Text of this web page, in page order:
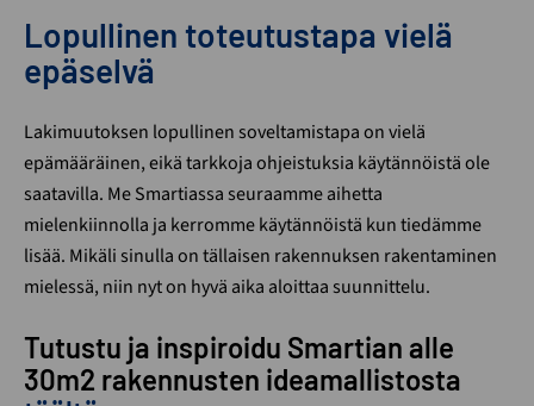
Lopullinen toteutustapa vielä
epäselvä
Lakimuutoksen lopullinen soveltamistapa on vielä
epämääräinen, eikä tarkkoja ohjeistuksia käytännöistä ole
saatavilla. Me Smartiassa seuraamme aihetta
mielenkiinnolla ja kerromme käytännöistä kun tiedämme
lisää. Mikäli sinulla on tällaisen rakennuksen rakentaminen
mielessä, niin nyt on hyvä aika aloittaa suunnittelu.
Tutustu ja inspiroidu Smartian alle
30m2 rakennusten ideamallistosta